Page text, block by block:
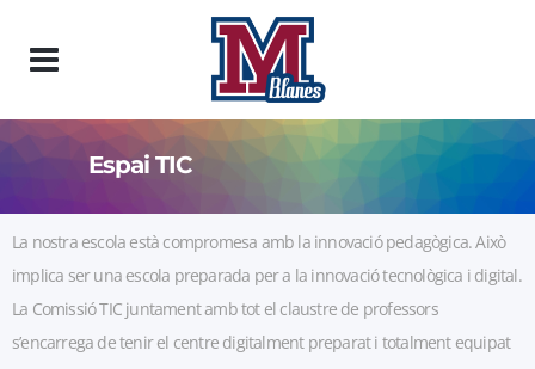
Espai TIC
La nostra escola està compromesa amb la innovació pedagògica. Això
implica ser una escola preparada per a la innovació tecnològica i digital.
La Comissió TIC juntament amb tot el claustre de professors
s’encarrega de tenir el centre digitalment preparat i totalment equipat